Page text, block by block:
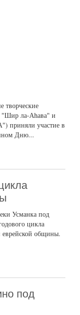
творческие
"Шир ла-Аhава" и
приняли участие в
Дню...
Усманка под
цикла
общины.
под